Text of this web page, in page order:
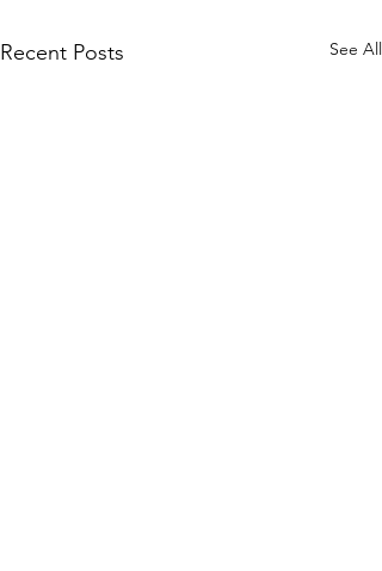
Recent Posts See All